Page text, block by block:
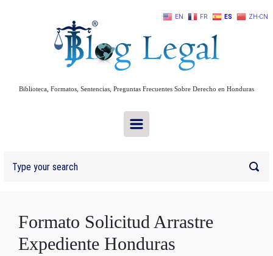
Biblioteca, Formatos, Sentencias, Preguntas Frecuentes Sobre Derecho en Honduras
Formato Solicitud Arrastre
Expediente Honduras
EN FR ES ZH-CN